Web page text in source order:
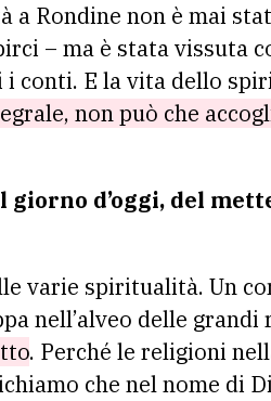
a Rondine non è mai
– ma è stata vissuta
conti. E la vita dello
non può che
giorno d’oggi, del
varie spiritualità. Un
nell’alveo delle grandi
. Perché le religioni
che nel nome di